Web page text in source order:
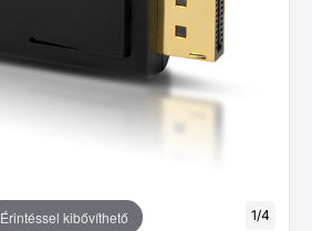
Érintéssel kibővíthető 1/4